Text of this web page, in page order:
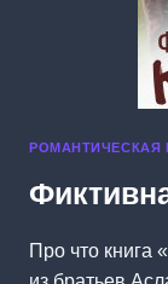
РОМАНТИЧЕСКАЯ
Про что книга